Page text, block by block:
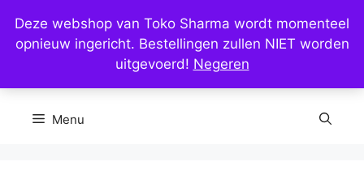
Deze webshop van Toko Sharma wordt momenteel
opnieuw ingericht. Bestellingen zullen NIET worden
uitgevoerd! Negeren
naar
de
Menu